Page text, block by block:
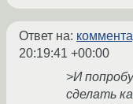
Ответ на:
20:19:41 +00:00
>И
сделать